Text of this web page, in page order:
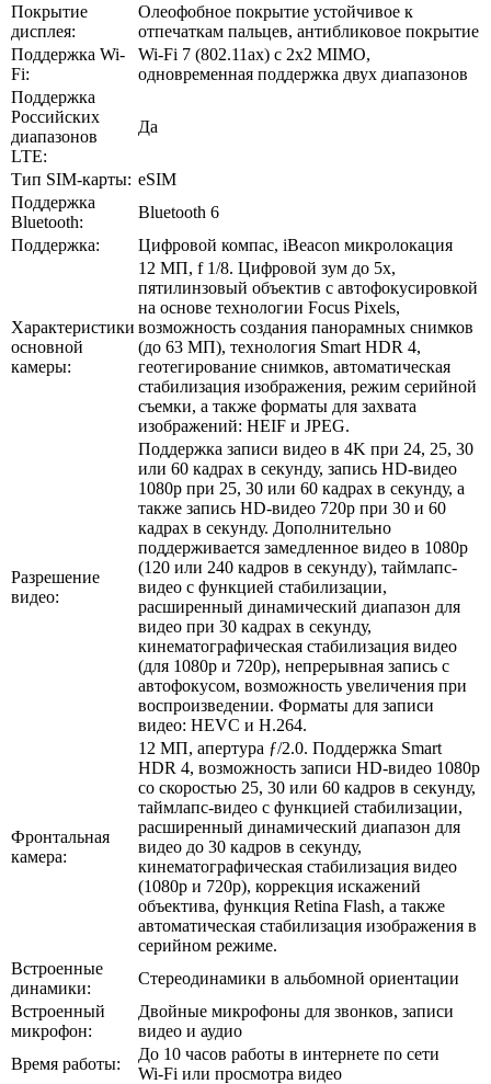
Покрытие
дисплея:
Олеофобное покрытие устойчивое к
отпечаткам пальцев, антибликовое покрытие
Поддержка Wi-
Fi:
Wi-Fi 7 (802.11ax) с 2x2 MIMO,
одновременная поддержка двух диапазонов
Поддержка
Российских
диапазонов
LTE:
Да
Тип SIM-карты: eSIM
Поддержка
Bluetooth:
Bluetooth 6
Поддержка:
Цифровой компас, iBeacon микролокация
Характеристики
основной
камеры:
12 МП, f 1/8. Цифровой зум до 5x,
пятилинзовый объектив с автофокусировкой
на основе технологии Focus Pixels,
возможность создания панорамных снимков
(до 63 МП), технология Smart HDR 4,
геотегирование снимков, автоматическая
стабилизация изображения, режим серийной
съемки, а также форматы для захвата
изображений: HEIF и JPEG.
Разрешение
видео:
Поддержка записи видео в 4K при 24, 25, 30
или 60 кадрах в секунду, запись HD-видео
1080p при 25, 30 или 60 кадрах в секунду, а
также запись HD-видео 720p при 30 и 60
кадрах в секунду. Дополнительно
поддерживается замедленное видео в 1080p
(120 или 240 кадров в секунду), таймлапс-
видео с функцией стабилизации,
расширенный динамический диапазон для
видео при 30 кадрах в секунду,
кинематографическая стабилизация видео
(для 1080p и 720p), непрерывная запись с
автофокусом, возможность увеличения при
воспроизведении. Форматы для записи
видео: HEVC и H.264.
Фронтальная
камера:
12 МП, апертура ƒ/2.0. Поддержка Smart
HDR 4, возможность записи HD-видео 1080p
со скоростью 25, 30 или 60 кадров в секунду,
таймлапс-видео с функцией стабилизации,
расширенный динамический диапазон для
видео до 30 кадров в секунду,
кинематографическая стабилизация видео
(1080p и 720p), коррекция искажений
объектива, функция Retina Flash, а также
автоматическая стабилизация изображения в
серийном режиме.
Встроенные
динамики:
Стереодинамики в альбомной ориентации
Встроенный
микрофон:
Двойные микрофоны для звонков, записи
видео и аудио
Время работы:
До 10 часов работы в интернете по сети
Wi‑Fi или просмотра видео